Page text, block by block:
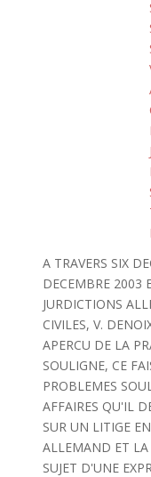
A TRAVERS SIX
DECEMBRE 2003
JURDICTIONS
CIVILES, V.
APERCU DE LA
SOULIGNE, CE
PROBLEMES
AFFAIRES QU'IL
SUR UN LITIGE
ALLEMAND ET LA
SUJET D'UNE